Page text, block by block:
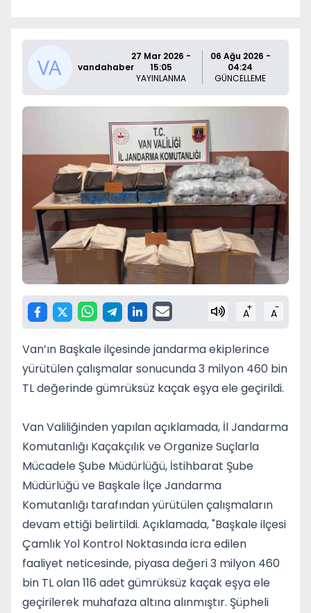
vandahaber
27 Mar 2026 -
15:05
YAYINLANMA
06 Ağu 2026 -
04:24
GÜNCELLEME
A+ A-
Van’ın Başkale ilçesinde jandarma ekiplerince
yürütülen çalışmalar sonucunda 3 milyon 460 bin
TL değerinde gümrüksüz kaçak eşya ele geçirildi.
Van Valiliğinden yapılan açıklamada, İl Jandarma
Komutanlığı Kaçakçılık ve Organize Suçlarla
Mücadele Şube Müdürlüğü, İstihbarat Şube
Müdürlüğü ve Başkale İlçe Jandarma
Komutanlığı tarafından yürütülen çalışmaların
devam ettiği belirtildi. Açıklamada, "Başkale ilçesi
Çamlık Yol Kontrol Noktasında icra edilen
faaliyet neticesinde, piyasa değeri 3 milyon 460
bin TL olan 116 adet gümrüksüz kaçak eşya ele
geçirilerek muhafaza altına alınmıştır. Şüpheli